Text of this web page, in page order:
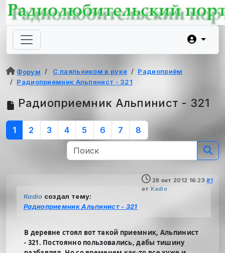
Форум С паяльником в руке
Радиоприём
Радиоприемник Альпинист - 321
Радиоприемник Альпинист - 321
1 2 3 4 5 6 7 8
28 окт 2012 16:23 #1
от Kadio
Kadio создал тему:
Радиоприемник Альпинист - 321
В деревне стоял вот такой приемник, Альпинист
- 321. Постоянно пользовались, дабы тишину